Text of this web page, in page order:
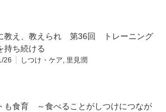
教え、教えられ 第36回 トレーニング
持ち続ける
26 しつけ・ケア 里見潤
も食育 ～食べることがしつけにつなが